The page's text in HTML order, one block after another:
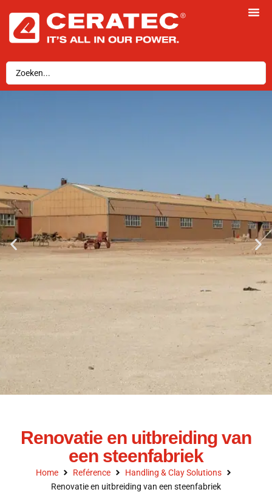
Renovatie en uitbreiding van
een steenfabriek
Home Reférence
Handling & Clay Solutions
Renovatie en uitbreiding van een steenfabriek